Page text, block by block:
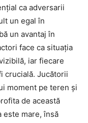
ca adversarii
un egal în
un avantaj în
face ca situația
iar fiecare
crucială. Jucătorii
moment pe teren și
de această
este mare, însă